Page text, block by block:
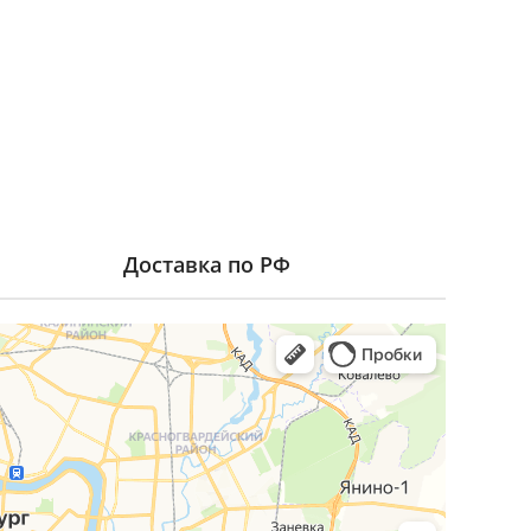
Доставка по РФ